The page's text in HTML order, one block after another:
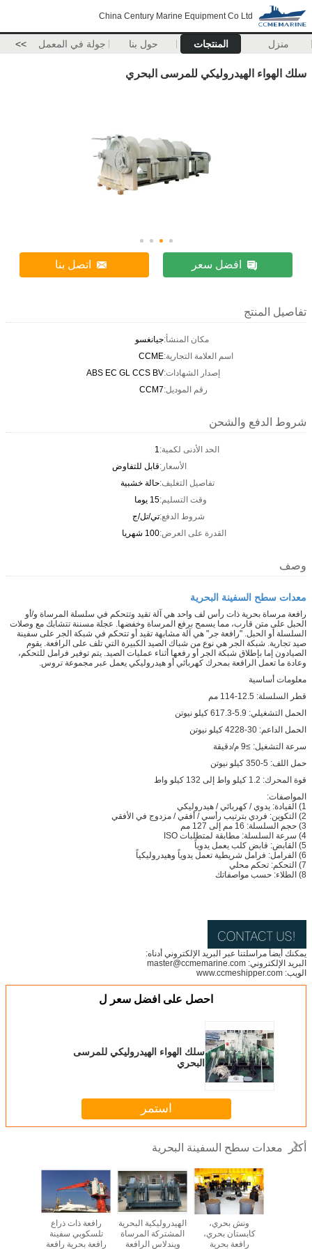
China Century Marine Equipment Co Ltd
منزل المنتجات حول بنا جولة في المعمل >>
سلك الهواء الهيدروليكي للمرسى البحري
افضل سعر اتصل بنا
تفاصيل المنتج
مكان المنشأ:جيانغسو
اسم العلامة التجارية:CCME
إصدار الشهادات:ABS EC GL CCS BV
رقم الموديل:CCM7
شروط الدفع والشحن
الحد الأدنى لكمية:1
الأسعار:قابل للتفاوض
تفاصيل التغليف:حالة خشبية
وقت التسليم:15 يوما
شروط الدفع:تي/تل/ج
القدرة على العرض:100 شهريا
وصف
معدات سطح السفينة البحرية
رافعة مرساة بحرية ذات رأس لف واحد هي آلة تقيد وتتحكم في سلسلة المرساة و/أو
الحبل على متن قارب، مما يسمح برفع المرساة وخفضها. عجلة مسننة تتشابك مع وصلات
السلسلة أو الحبل. "رافعة جر" هي آلة مشابهة تقيد أو تتحكم في شبكة الجر على سفينة
صيد تجارية. شبكة الجر هي نوع من شباك الصيد الكبيرة التي تلف على الرافعة. يقوم
الصيادون إما بإطلاق شبكة الجر أو رفعها أثناء عمليات الصيد. يتم توفير فرامل للتحكم،
وعادة ما تعمل الرافعة بمحرك كهربائي أو هيدروليكي يعمل عبر مجموعة تروس.
معلومات أساسية
قطر السلسلة: 12.5-114 مم
الحمل التشغيلي: 5.9-617.3 كيلو نيوتن
الحمل الداعم: 30-4228 كيلو نيوتن
سرعة التشغيل: ≥9 م/دقيقة
حمل اللف: 5-350 كيلو نيوتن
قوة المحرك: 1.2 كيلو واط إلى 132 كيلو واط
المواصفات:
1) القيادة: يدوي / كهربائي / هيدروليكي
2) التكوين: فردي بترتيب رأسي / أفقي / مزدوج في الأفقي
3) حجم السلسلة: 16 مم إلى 127 مم
4) سرعة السلسلة: مطابقة لمتطلبات ISO
5) القابض: قابض كلب يعمل يدوياً
6) الفرامل: فرامل شريطية تعمل يدوياً وهيدروليكياً
7) التحكم: تحكم محلي
8) الطلاء: حسب مواصفاتك
يمكنك أيضاً مراسلتنا عبر البريد الإلكتروني أدناه:
البريد الإلكتروني: master@ccmemarine.com
الويب: www.ccmeshipper.com
احصل على افضل سعر ل
سلك الهواء الهيدروليكي للمرسى
البحري
استمر
أكثر معدات سطح السفينة البحرية
رافعة ذات ذراع
تلسكوبي سفينة
رافعة بحرية رافعة
الهيدروليكية البحرية
المشتركة المرساة
ويندلاس الرافعة
ونش بحري،
كابستان بحري،
رافعة بحرية